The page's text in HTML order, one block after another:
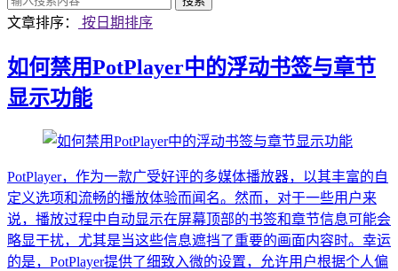
文章排序： 按日期排序
如何禁用PotPlayer中的浮动书签与章节
显示功能
PotPlayer，作为一款广受好评的多媒体播放器，以其丰富的自
定义选项和流畅的播放体验而闻名。然而，对于一些用户来
说，播放过程中自动显示在屏幕顶部的书签和章节信息可能会
略显干扰，尤其是当这些信息遮挡了重要的画面内容时。幸运
的是，PotPlayer提供了细致入微的设置，允许用户根据个人偏